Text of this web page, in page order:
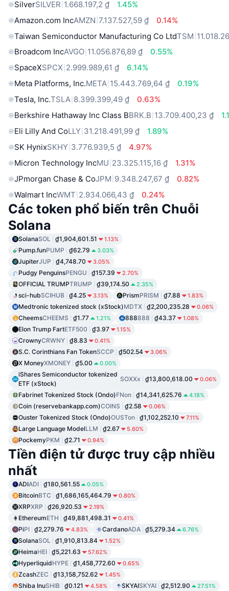
SilverSILVER 1.668.197,2 ₫
1.45%
Amazon.com IncAMZN 7.137.527,59 ₫
0.14%
Taiwan Semiconductor Manufacturing Co LtdTSM
Broadcom IncAVGO 11.056.876,89 ₫
0.55%
SpaceXSPCX 2.999.989,61 ₫
6.14%
Meta Platforms, Inc.META 15.443.769,64 ₫
0.19%
Tesla, Inc.TSLA 8.399.399,49 ₫
0.63%
Berkshire Hathaway Inc Class BBRK.B 13.709.400,23 ₫
Eli Lilly And CoLLY 31.218.491,99 ₫
1.89%
SK HynixSKHY 3.776.939,5 ₫
4.97%
Micron Technology IncMU 23.325.115,16 ₫
1.31%
JPmorgan Chase & CoJPM 9.348.247,67 ₫
0.82%
Walmart IncWMT 2.934.066,43 ₫ 0.24%
Các token phổ biến trên Chuỗi
Solana
SolanaSOL ₫1,904,601.51 1.13%
Pump.funPUMP ₫62.79 3.03%
JupiterJUP ₫4,748.70 3.05%
Pudgy PenguinsPENGU ₫157.39 2.70%
OFFICIAL TRUMPTRUMP ₫39,174.50 2.35%
sci-hubSCIHUB ₫4.25 3.13% PrismPRISM ₫7.88 1.83%
Medtronic tokenized stock (xStock)MDTX ₫2,200,235.28 0.06%
CheemsCHEEMS ₫1.77 1.21% 888888 ₫43.37 1.08%
Elon Trump FartETF500 ₫3.97 1.15%
CrownyCRWNY ₫8.83 0.41%
S.C. Corinthians Fan TokenSCCP ₫502.54 3.06%
X MoneyXMONEY ₫5.00 0.00%
iShares Semiconductor tokenized
ETF (xStock)
SOXXx ₫13,800,618.00 0.06%
Fabrinet Tokenized Stock (Ondo)FNon ₫14,341,625.76 4.18%
Coin (reservebankapp.com)COINS ₫2.58 0.06%
Ouster Tokenized Stock (Ondo)OUSTon ₫1,102,252.10 7.11%
Large Language ModelLLM ₫2.67 5.60%
PockemyPKM ₫2.71 0.94%
Tiền điện tử được truy cập nhiều
nhất
ADIADI ₫180,561.55 0.05%
BitcoinBTC ₫1,686,165,464.79 0.80%
XRPXRP ₫26,920.53 2.19%
EthereumETH ₫49,881,498.31 0.41%
PiPI ₫2,279.76 4.83% CardanoADA ₫5,279.34 6.76%
SolanaSOL ₫1,910,813.84 1.52%
HeimaHEI ₫5,221.63 57.62%
HyperliquidHYPE ₫1,458,772.60 0.65%
ZcashZEC ₫13,158,752.62 1.45%
Shiba InuSHIB ₫0.121 4.58% SKYAISKYAI ₫2,512.90 27.51%